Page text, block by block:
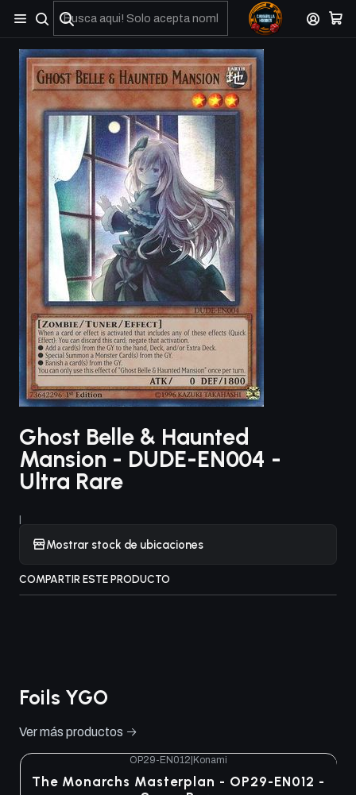
No olviden reportar sus depositos y transferencias por Whatsapp
Ghost Belle & Haunted
Mansion - DUDE-EN004 -
Ultra Rare
|
Mostrar stock de ubicaciones
COMPARTIR ESTE PRODUCTO
Foils YGO
Ver más productos
OP29-EN012 Konami
The Monarchs Masterplan - OP29-EN012 -